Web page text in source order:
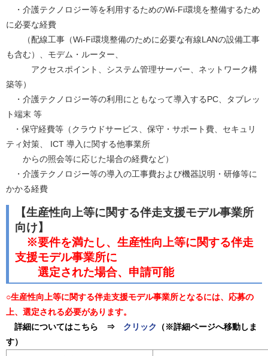
・介護テクノロジー等を利用するためのWi-Fi環境を整備するため
に必要な経費
（配線工事（Wi-Fi環境整備のために必要な有線LANの設備工事
も含む）、モデム・ルーター、
アクセスポイント、システム管理サーバー、ネットワーク構
築等）
・介護テクノロジー等の利用にともなって導入するPC、タブレッ
ト端末 等
・保守経費等（クラウドサービス、保守・サポート費、セキュリ
ティ対策、 ICT 導入に関する他事業所
からの照会等に応じた場合の経費など）
・介護テクノロジー等の導入の工事費および機器説明・研修等に
かかる経費
【生産性向上等に関する伴走支援モデル事業所
向け】
※要件を満たし、生産性向上等に関する伴走
支援モデル事業所に
選定された場合、申請可能
○生産性向上等に関する伴走支援モデル事業所となるには、応募の
上、選定される必要があります。
詳細についてはこちら ⇒ クリック
（※詳細ページへ移動しま
す）